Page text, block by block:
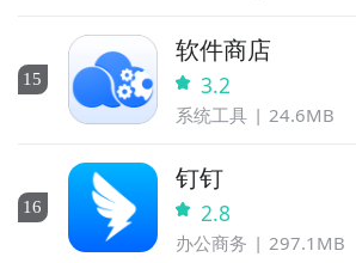
15
软件商店
3.2
系统工具 24.6MB
16
钉钉
2.8
办公商务 297.1MB